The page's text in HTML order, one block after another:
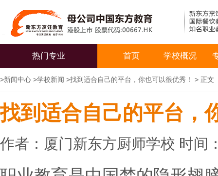
热门专业 首页 学校概况
>新闻中心 >学校新闻 >找到适合自己的平台，你也可以很优秀！ > 正文
找到适合自己的平台，
作者：厦门新东方厨师学校 时间